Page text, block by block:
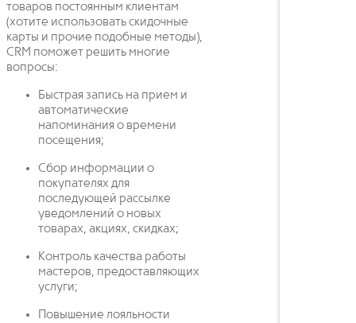
товаров постоянным клиентам
(хотите использовать скидочные
карты и прочие подобные методы),
CRM поможет решить многие
вопросы:
Быстрая запись на прием и
автоматические
напоминания о времени
посещения;
Сбор информации о
покупателях для
последующей рассылке
уведомлений о новых
товарах, акциях, скидках;
Контроль качества работы
мастеров, предоставляющих
услуги;
Повышение лояльности